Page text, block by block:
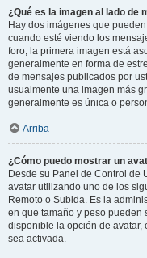
¿Qué es la imagen al lado de
Hay dos imágenes que
cuando esté viendo los
foro, la primera imagen está
generalmente en forma de
de mensajes publicados por
usualmente una imagen más
generalmente es única o
Arriba
¿Cómo puedo mostrar un
Desde su Panel de Control de
avatar utilizando uno de los
Remoto o Subida. Es la
en que tamaño y peso pueden
disponible la opción de avatar,
sea activada.